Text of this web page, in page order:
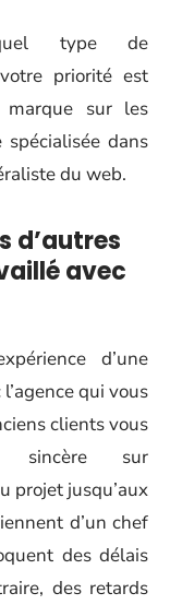
quel type de
priorité est
marque sur les
dans
du web.
d’autres
avec
d’une
qui vous
clients vous
sincère sur
projet jusqu’aux
d’un chef
des délais
des retards